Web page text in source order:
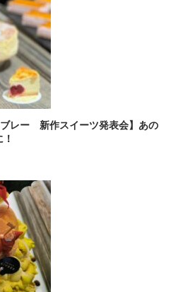
ブレー 新作スイーツ発表会】あの